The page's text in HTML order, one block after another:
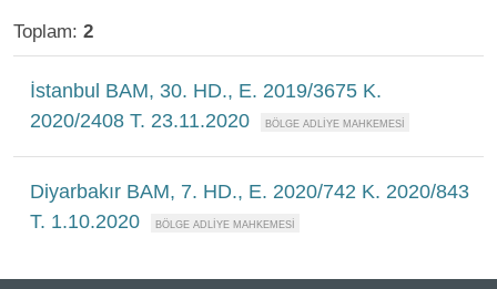
Toplam: 2
İstanbul BAM, 30. HD., E. 2019/3675 K.
2020/2408 T. 23.11.2020
Diyarbakır BAM, 7. HD., E. 2020/742 K. 2020/843
T. 1.10.2020